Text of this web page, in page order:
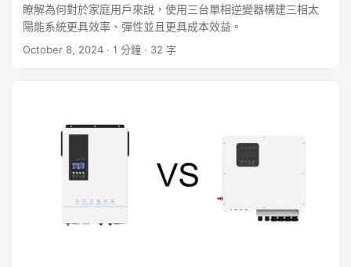
瞭解為何對於家庭用戶來說，使用三台單相逆變器構建三相太
陽能系統更具效率、彈性並且更具成本效益。
October 8, 2024 · 1 分鐘 · 32 字